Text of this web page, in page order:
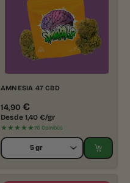
AMNESIA 47 CBD
14,90 €
Desde1,40€/gr
★★★★★76 Opiniões